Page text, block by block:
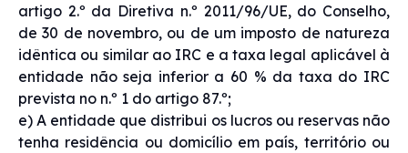
artigo 2.º da Diretiva n.º 2011/96/UE, do Conselho,
de 30 de novembro, ou de um imposto de natureza
idêntica ou similar ao IRC e a taxa legal aplicável à
entidade não seja inferior a 60 % da taxa do IRC
prevista no n.º 1 do artigo 87.º;
e) A entidade que distribui os lucros ou reservas não
tenha residência ou domicílio em país, território ou